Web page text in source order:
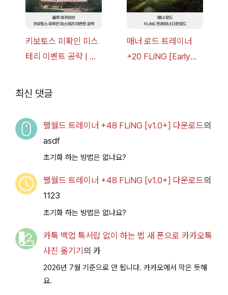
키보토스 미확인 미스
테리 이벤트 공략 | 블
매너 로드 트레이너
+20 FLiNG [Early
최신 댓글
팰월드 트레이너 +48 FLiNG [v1.0+] 다운로드의
asdf
초기화 하는 방법은 없나요?
팰월드 트레이너 +48 FLiNG [v1.0+] 다운로드의
1123
초기화 하는 방법은 없나요?
카톡 백업 톡서랍 없이 하는 법 새 폰으로 카카오톡
사진 옮기기 의 카
2026년 7월 기준으로 안 됩니다. 카카오에서 막은 듯해
요.